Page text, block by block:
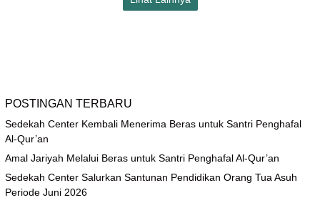
POSTINGAN TERBARU
Sedekah Center Kembali Menerima Beras untuk Santri Penghafal
Al-Qur’an
Amal Jariyah Melalui Beras untuk Santri Penghafal Al-Qur’an
Sedekah Center Salurkan Santunan Pendidikan Orang Tua Asuh
Periode Juni 2026